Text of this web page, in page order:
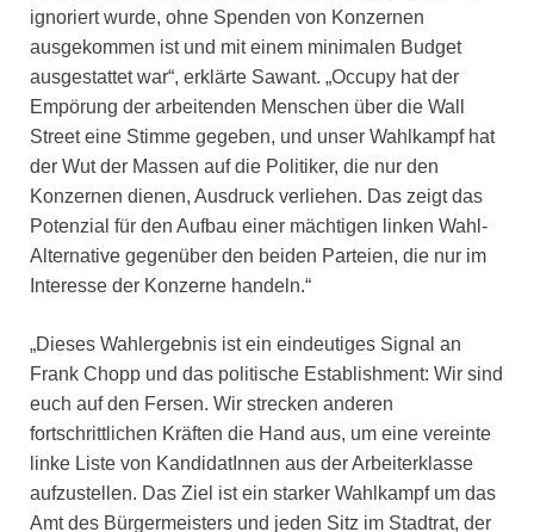
ignoriert wurde, ohne Spenden von Konzernen
ausgekommen ist und mit einem minimalen Budget
ausgestattet war“, erklärte Sawant. „Occupy hat der
Empörung der arbeitenden Menschen über die Wall
Street eine Stimme gegeben, und unser Wahlkampf hat
der Wut der Massen auf die Politiker, die nur den
Konzernen dienen, Ausdruck verliehen. Das zeigt das
Potenzial für den Aufbau einer mächtigen linken Wahl-
Alternative gegenüber den beiden Parteien, die nur im
Interesse der Konzerne handeln.“
„Dieses Wahlergebnis ist ein eindeutiges Signal an
Frank Chopp und das politische Establishment: Wir sind
euch auf den Fersen. Wir strecken anderen
fortschrittlichen Kräften die Hand aus, um eine vereinte
linke Liste von KandidatInnen aus der Arbeiterklasse
aufzustellen. Das Ziel ist ein starker Wahlkampf um das
Amt des Bürgermeisters und jeden Sitz im Stadtrat, der